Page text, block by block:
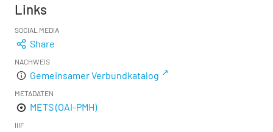
Links
SOCIAL MEDIA
Share
NACHWEIS
Gemeinsamer Verbundkatalog
METADATEN
METS (OAI-PMH)
IIIF